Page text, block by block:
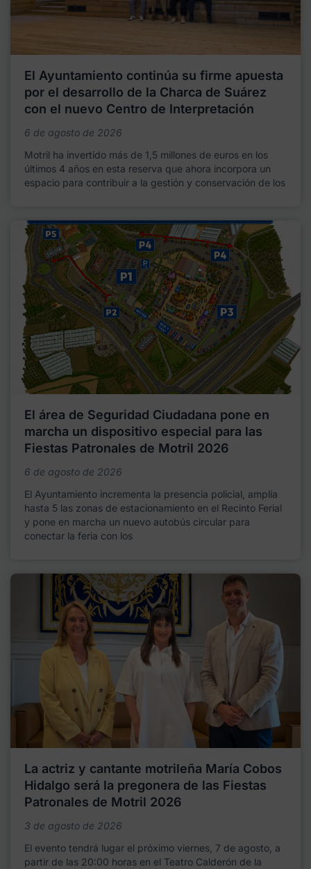
El Ayuntamiento continúa su firme apuesta
por el desarrollo de la Charca de Suárez
con el nuevo Centro de Interpretación
6 de agosto de 2026
Motril ha invertido más de 1,5 millones de euros en los
últimos 4 años en esta reserva que ahora incorpora un
espacio para contribuir a la gestión y conservación de los
El área de Seguridad Ciudadana pone en
marcha un dispositivo especial para las
Fiestas Patronales de Motril 2026
6 de agosto de 2026
El Ayuntamiento incrementa la presencia policial, amplía
hasta 5 las zonas de estacionamiento en el Recinto Ferial
y pone en marcha un nuevo autobús circular para
conectar la feria con los
La actriz y cantante motrileña María Cobos
Hidalgo será la pregonera de las Fiestas
Patronales de Motril 2026
3 de agosto de 2026
El evento tendrá lugar el próximo viernes, 7 de agosto, a
partir de las 20:00 horas en el Teatro Calderón de la